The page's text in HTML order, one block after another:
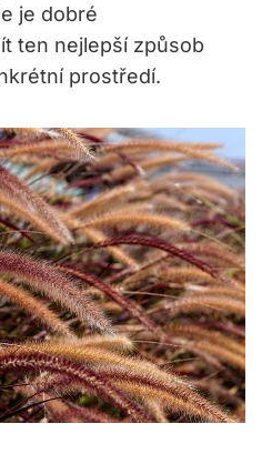
‍je ⁤dobré
ten nejlepší způsob
prostředí.